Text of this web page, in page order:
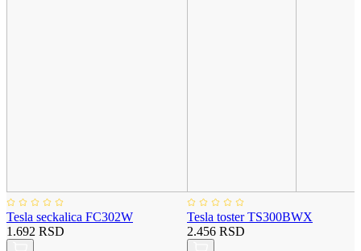
Tesla seckalica FC302W
1.692 RSD
Tesla toster TS300BWX
2.456 RSD